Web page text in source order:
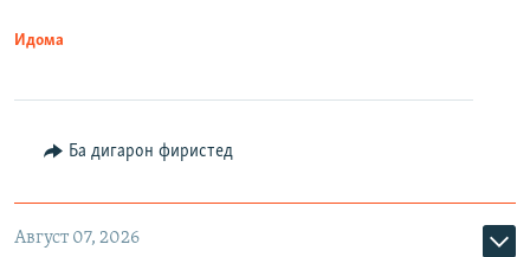
Идома
Ба дигарон фиристед
Август 07, 2026